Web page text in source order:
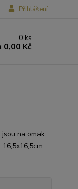
Přihlášení
0 ks
0,00 Kč
na omak